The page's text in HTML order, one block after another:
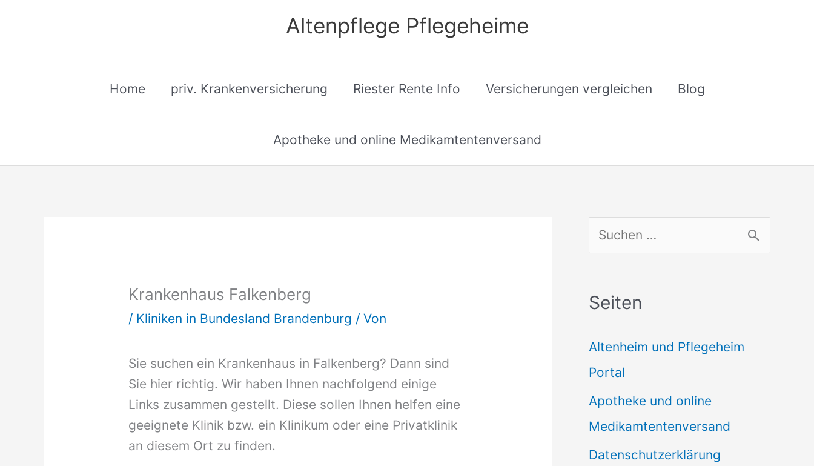
Altenpflege Pflegeheime
Home priv. Krankenversicherung Riester Rente Info Versicherungen vergleichen Blog
Apotheke und online Medikamtentenversand
Krankenhaus Falkenberg
/ Kliniken in Bundesland Brandenburg / Von
Sie suchen ein Krankenhaus in Falkenberg? Dann sind
Sie hier richtig. Wir haben Ihnen nachfolgend einige
Links zusammen gestellt. Diese sollen Ihnen helfen eine
geeignete Klinik bzw. ein Klinikum oder eine Privatklinik
an diesem Ort zu finden.
u
h
n
n
a
c
h
Seiten
Altenheim und Pflegeheim
Portal
Apotheke und online
Medikamtentenversand
Datenschutzerklärung